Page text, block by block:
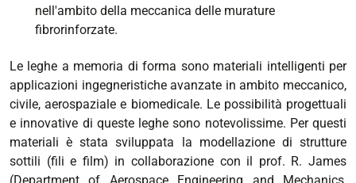
nell'ambito della meccanica delle murature
fibrorinforzate.
Le leghe a memoria di forma sono materiali intelligenti per
applicazioni ingegneristiche avanzate in ambito meccanico,
civile, aerospaziale e biomedicale. Le possibilità progettuali
e innovative di queste leghe sono notevolissime. Per questi
materiali è stata sviluppata la modellazione di strutture
sottili (fili e film) in collaborazione con il prof. R. James